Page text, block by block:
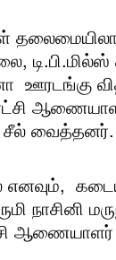
ஊரடங்கு
சீல் வைத்தனர்.
எனவும்,
நாசினி
ஆணையாளர்